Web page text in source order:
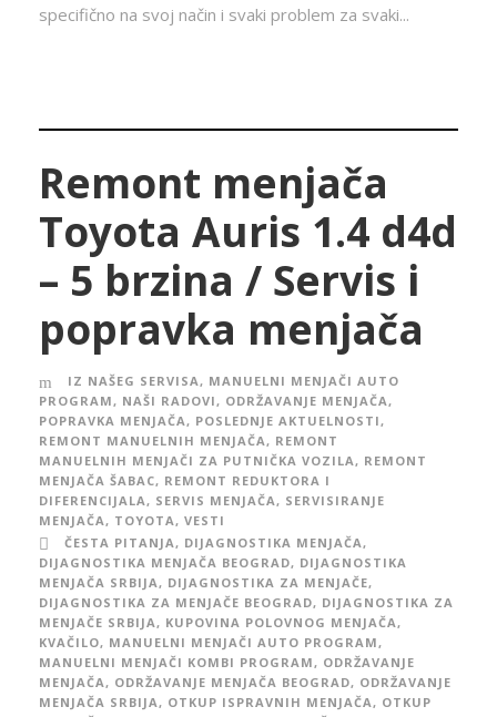
specifično na svoj način i svaki problem za svaki...
Remont menjača
Toyota Auris 1.4 d4d
– 5 brzina / Servis i
popravka menjača
IZ NAŠEG SERVISA, MANUELNI MENJAČI AUTO
PROGRAM, NAŠI RADOVI, ODRŽAVANJE MENJAČA,
POPRAVKA MENJAČA, POSLEDNJE AKTUELNOSTI,
REMONT MANUELNIH MENJAČA, REMONT
MANUELNIH MENJAČI ZA PUTNIČKA VOZILA, REMONT
MENJAČA ŠABAC, REMONT REDUKTORA I
DIFERENCIJALA, SERVIS MENJAČA, SERVISIRANJE
MENJAČA, TOYOTA, VESTI
ČESTA PITANJA, DIJAGNOSTIKA MENJAČA,
DIJAGNOSTIKA MENJAČA BEOGRAD, DIJAGNOSTIKA
MENJAČA SRBIJA, DIJAGNOSTIKA ZA MENJAČE,
DIJAGNOSTIKA ZA MENJAČE BEOGRAD, DIJAGNOSTIKA ZA
MENJAČE SRBIJA, KUPOVINA POLOVNOG MENJAČA,
KVAČILO, MANUELNI MENJAČI AUTO PROGRAM,
MANUELNI MENJAČI KOMBI PROGRAM, ODRŽAVANJE
MENJAČA, ODRŽAVANJE MENJAČA BEOGRAD, ODRŽAVANJE
MENJAČA SRBIJA, OTKUP ISPRAVNIH MENJAČA, OTKUP